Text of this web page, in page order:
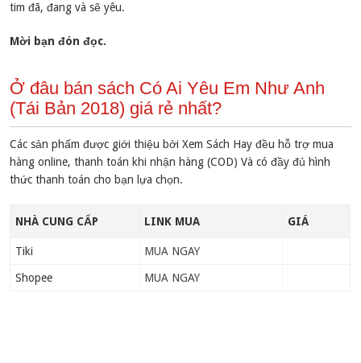
tim đã, đang và sẽ yêu.
Mời bạn đón đọc.
Ở đâu bán sách Có Ai Yêu Em Như Anh
(Tái Bản 2018) giá rẻ nhất?
Các sản phẩm được giới thiệu bởi Xem Sách Hay đều hỗ trợ mua
hàng online, thanh toán khi nhận hàng (COD) Và có đầy đủ hình
thức thanh toán cho bạn lựa chọn.
NHÀ CUNG CẤP LINK MUA GIÁ
Tiki MUA NGAY
Shopee MUA NGAY